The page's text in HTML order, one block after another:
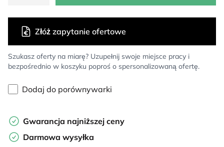
Szukasz oferty na miarę? Uzupełnij swoje miejsce pracy i
bezpośrednio w koszyku poproś o spersonalizowaną ofertę.
Złóż zapytanie ofertowe
Dodaj do porównywarki
Gwarancja najniższej ceny
Darmowa wysyłka